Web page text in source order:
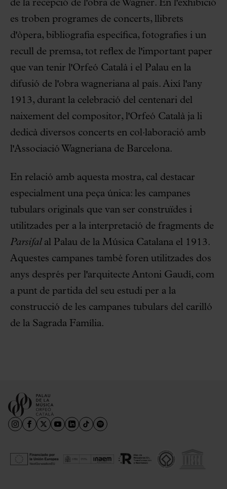
de la recepció de l'obra de Wagner. En l'exhibició
es troben programes de concerts, llibrets
d'òpera, bibliografia específica, fotografies i un
recull de premsa, tot reflex de l'important paper
que van tenir l'Orfeó Català i el Palau en la
difusió de l'obra wagneriana al país. Així l'any
1913, durant la celebració del centenari del
naixement del compositor, l'Orfeó Català ja li
dedicà diversos concerts en col·laboració amb
l'Associació Wagneriana de Barcelona.
En relació amb aquesta mostra, cal destacar
especialment una peça única: les campanes
tubulars originals que van ser construïdes i
utilitzades per a la interpretació de fragments de
Parsifal al Palau de la Música Catalana el 1913.
Aquestes campanes també foren utilitzades dos
anys després per l'arquitecte Antoni Gaudí, com
a punt de partida del seu estudi per a la
construcció de les campanes tubulars del carilló
de la Sagrada Família.